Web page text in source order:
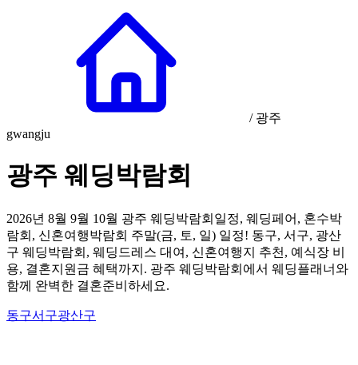
/ 광주
gwangju
광주 웨딩박람회
2026년 8월 9월 10월 광주 웨딩박람회일정, 웨딩페어, 혼수박
람회, 신혼여행박람회 주말(금, 토, 일) 일정! 동구, 서구, 광산
구 웨딩박람회, 웨딩드레스 대여, 신혼여행지 추천, 예식장 비
용, 결혼지원금 혜택까지. 광주 웨딩박람회에서 웨딩플래너와
함께 완벽한 결혼준비하세요.
동구서구광산구